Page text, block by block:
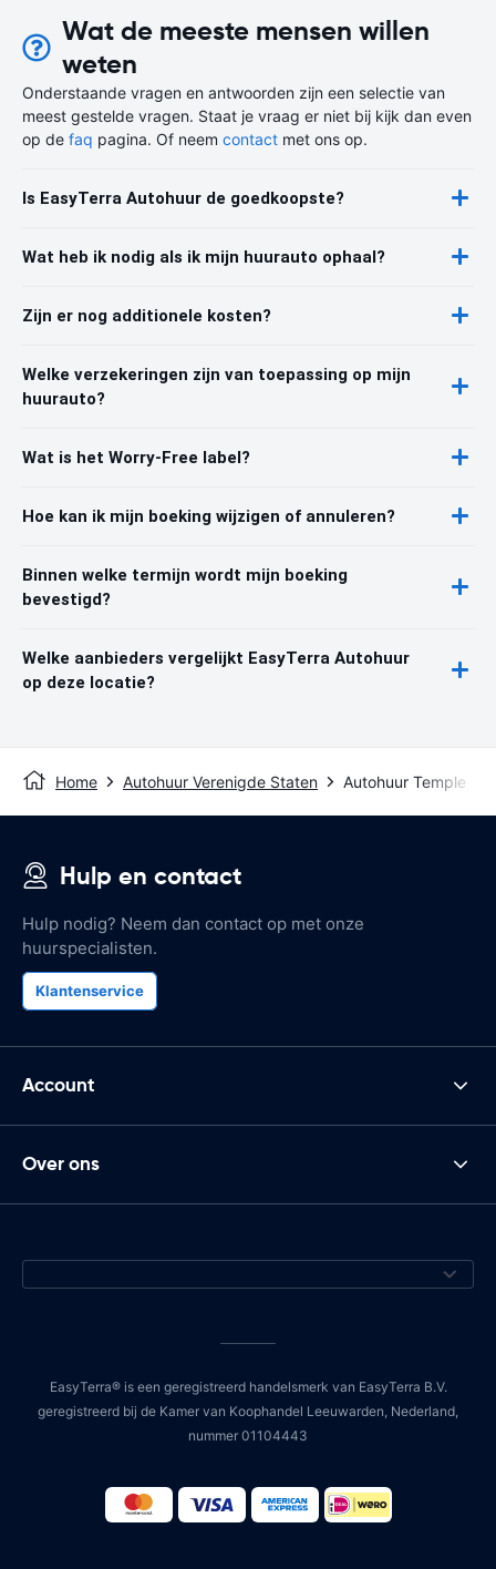
Wat de meeste mensen willen
weten
Onderstaande vragen en antwoorden zijn een selectie van
meest gestelde vragen. Staat je vraag er niet bij kijk dan even
op de faq pagina. Of neem contact met ons op.
Is EasyTerra Autohuur de goedkoopste?
Wat heb ik nodig als ik mijn huurauto ophaal?
Zijn er nog additionele kosten?
Welke verzekeringen zijn van toepassing op mijn
huurauto?
Wat is het Worry-Free label?
Hoe kan ik mijn boeking wijzigen of annuleren?
Binnen welke termijn wordt mijn boeking
bevestigd?
Welke aanbieders vergelijkt EasyTerra Autohuur
op deze locatie?
Home Autohuur Verenigde Staten Autohuur Temple
Hulp en contact
Hulp nodig? Neem dan contact op met onze
huurspecialisten.
Klantenservice
Account
Over ons
EasyTerra® is een geregistreerd handelsmerk van EasyTerra B.V.
geregistreerd bij de Kamer van Koophandel Leeuwarden, Nederland,
nummer 01104443